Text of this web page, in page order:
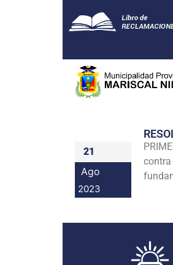
21
Ago
2023